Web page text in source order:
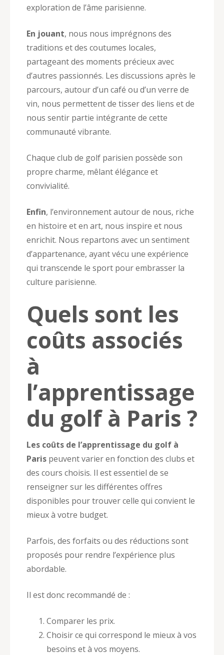
exploration de l’âme parisienne.
En jouant, nous nous imprégnons des
traditions et des coutumes locales,
partageant des moments précieux avec
d’autres passionnés. Les discussions après le
parcours, autour d’un café ou d’un verre de
vin, nous permettent de tisser des liens et de
nous sentir partie intégrante de cette
communauté vibrante.
Chaque club de golf parisien possède son
propre charme, mêlant élégance et
convivialité.
Enfin, l’environnement autour de nous, riche
en histoire et en art, nous inspire et nous
enrichit. Nous repartons avec un sentiment
d’appartenance, ayant vécu une expérience
qui transcende le sport pour embrasser la
culture parisienne.
Quels sont les
coûts associés
à
l’apprentissage
du golf à Paris ?
Les coûts de l’apprentissage du golf à
Paris peuvent varier en fonction des clubs et
des cours choisis. Il est essentiel de se
renseigner sur les différentes offres
disponibles pour trouver celle qui convient le
mieux à votre budget.
Parfois, des forfaits ou des réductions sont
proposés pour rendre l’expérience plus
abordable.
Il est donc recommandé de :
Comparer les prix.
Choisir ce qui correspond le mieux à vos
besoins et à vos moyens.